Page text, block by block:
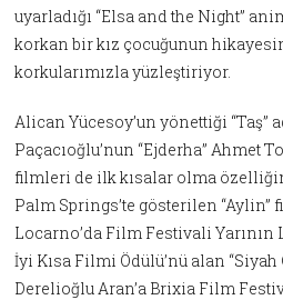
uyarladığı “Elsa and the Night”
korkan bir kız çocuğunun
korkularımızla yüzleştiriyor.
Alican Yücesoy’un yönettiği “Taş”
Paçacıoğlu’nun “Ejderha” Ahmet
filmleri de ilk kısalar olma
Palm Springs’te gösterilen “Aylin”
Locarno’da Film Festivali Yarının
İyi Kısa Filmi Ödülü’nü alan
Derelioğlu Aran’a Brixia Film